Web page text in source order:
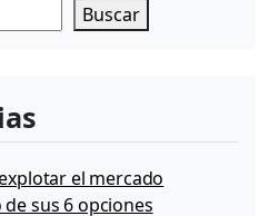
Buscar
el mercado
sus 6 opciones